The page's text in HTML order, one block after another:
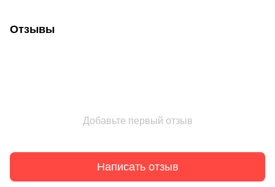
Отзывы
Добавьте первый отзыв
Написать отзыв